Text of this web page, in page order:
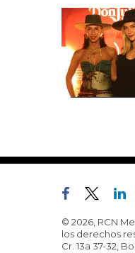
© 2026, RCN
los derechos
Cr. 13a 37-32,